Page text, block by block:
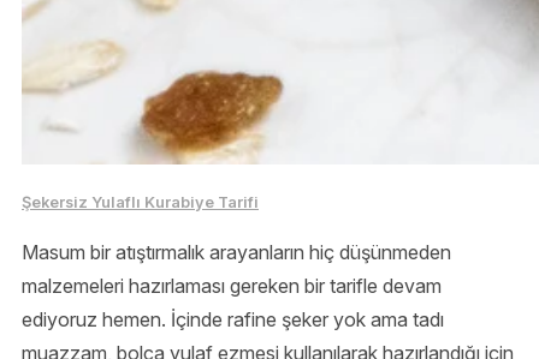
Şekersiz Yulaflı Kurabiye Tarifi
Masum bir atıştırmalık arayanların hiç düşünmeden
malzemeleri hazırlaması gereken bir tarifle devam
ediyoruz hemen. İçinde rafine şeker yok ama tadı
muazzam, bolca yulaf ezmesi kullanılarak hazırlandığı için